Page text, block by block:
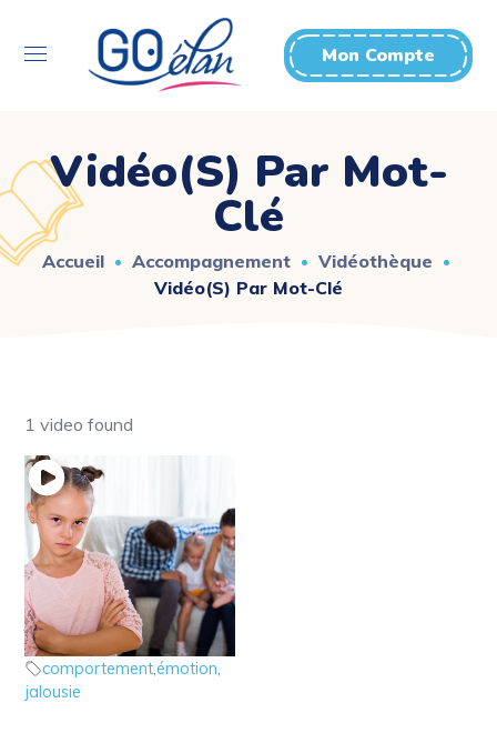
Mon Compte
Vidéo(s) Par Mot-
Clé
Accueil Accompagnement
Vidéothèque
Vidéo(s) Par Mot-Clé
1 video found
8 – Les émotions : la
jalousie
les émotions
comportement,émotion,
jalousie